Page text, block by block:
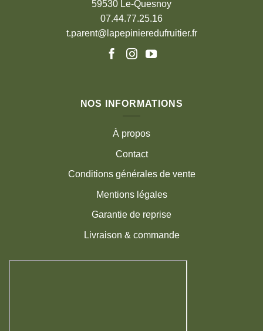
59530 Le-Quesnoy
07.44.77.25.16
t.parent@lapepinieredufruitier.fr
NOS INFORMATIONS
À propos
Contact
Conditions générales de vente
Mentions légales
Garantie de reprise
Livraison & commande